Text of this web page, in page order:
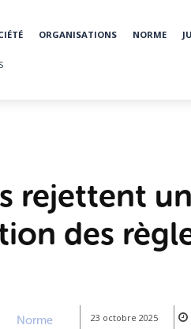
ORGANISATIONS NORME
rejettent
des
Norme 23 octobre 2025